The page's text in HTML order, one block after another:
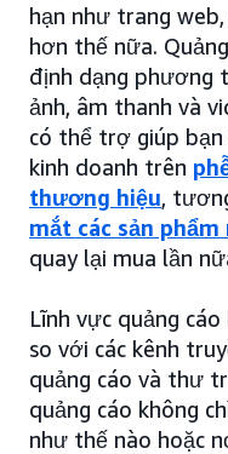
hạn như trang
hơn thế nữa.
định dạng phương
ảnh, âm thanh và
có thể trợ giúp
kinh doanh trên
thương hiệu,
mắt các sản phẩm
quay lại mua lần
Lĩnh vực quảng
so với các kênh
quảng cáo và thư
quảng cáo không
như thế nào hoặc